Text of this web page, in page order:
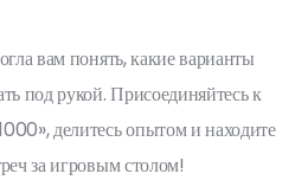
вам понять, какие варианты
под рукой. Присоединяйтесь к
делитесь опытом и находите
за игровым столом!